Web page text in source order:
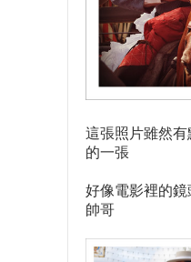
這張照片雖然
的一張
好像電影裡的鏡
帥哥